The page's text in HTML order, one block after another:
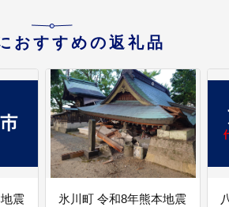
おすすめの返礼品
震
氷川町 令和8年熊本地震